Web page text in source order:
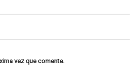
vez que comente.